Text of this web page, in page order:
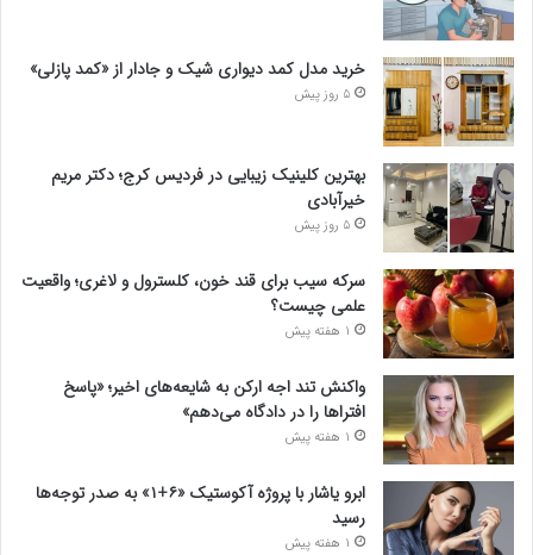
خرید مدل کمد دیواری شیک و جادار از «کمد پازلی»
5 روز پیش
بهترین کلینیک زیبایی در فردیس کرج؛ دکتر مریم
خیرآبادی
5 روز پیش
سرکه سیب برای قند خون، کلسترول و لاغری؛ واقعیت
علمی چیست؟
1 هفته پیش
واکنش تند اجه ارکن به شایعه‌های اخیر؛ «پاسخ
افتراها را در دادگاه می‌دهم»
1 هفته پیش
ابرو یاشار با پروژه آکوستیک «۶+۱» به صدر توجه‌ها
رسید
1 هفته پیش